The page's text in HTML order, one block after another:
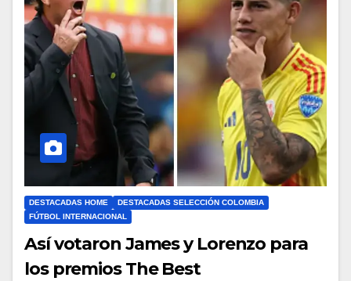
DESTACADAS HOME
DESTACADAS SELECCIÓN COLOMBIA
FÚTBOL INTERNACIONAL
Así votaron James y Lorenzo para
los premios The Best